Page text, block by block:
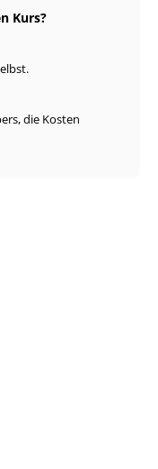
Kurs?
die Kosten